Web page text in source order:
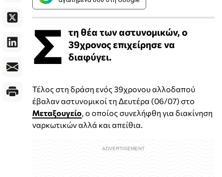
Σ τη θέα των αστυνομικών, ο
39χρονος επιχείρησε να
διαφύγει.
Τέλος στη δράση ενός 39χρονου αλλοδαπού
έβαλαν αστυνομικοί τη Δευτέρα (06/07) στο
Μεταξουγείο, ο οποίος συνελήφθη για διακίνηση
ναρκωτικών αλλά και απείθια.